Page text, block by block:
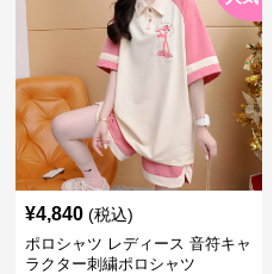
¥4,840 (税込)
ポロシャツ レディース 音符キャ
ラクター刺繍ポロシャツ